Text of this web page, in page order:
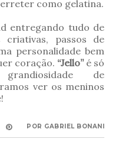
como gelatina.
entregando tudo de
criativas, passos de
personalidade bem
coração. “Jello”é só
de
ver os meninos
POR GABRIEL BONANI